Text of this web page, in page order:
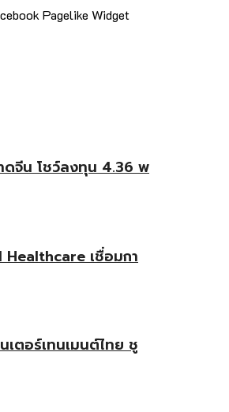
ดจีน โชว์ลงทุน 4.36 พ
เชื่อมกา
เตอร์เทนเมนต์ไทย ชู